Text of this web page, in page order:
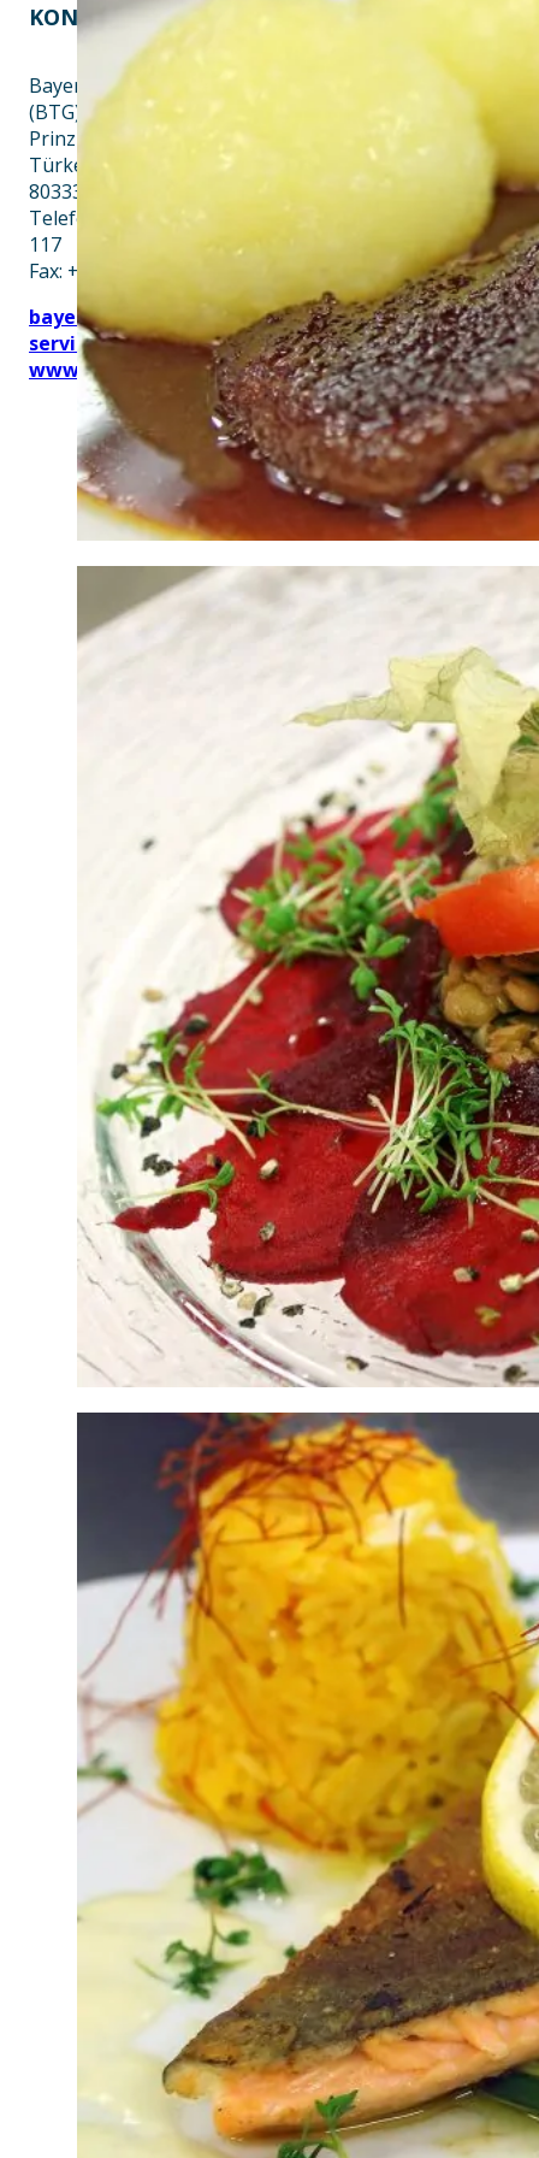
KONTAKT
Bayern Tourist Gmbh
(BTG)
Prinz-Ludwig-Palais
Türkenstraße 7
80333 München
Telefon: +49 89 28760-
117
Fax: +49 89 28760-121
bayerischekueche@btg-
service.de
www.btg-service.de